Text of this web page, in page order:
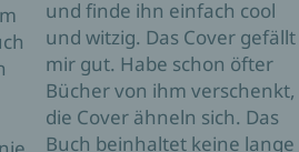
und finde ihn einfach cool
und witzig. Das Cover gefällt
mir gut. Habe schon öfter
Bücher von ihm verschenkt,
die Cover ähneln sich. Das
Buch beinhaltet keine lange